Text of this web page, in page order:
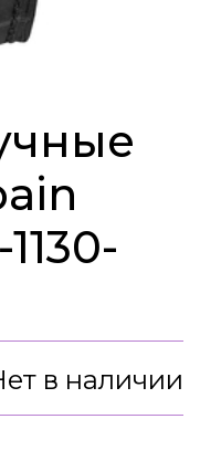
в наличии